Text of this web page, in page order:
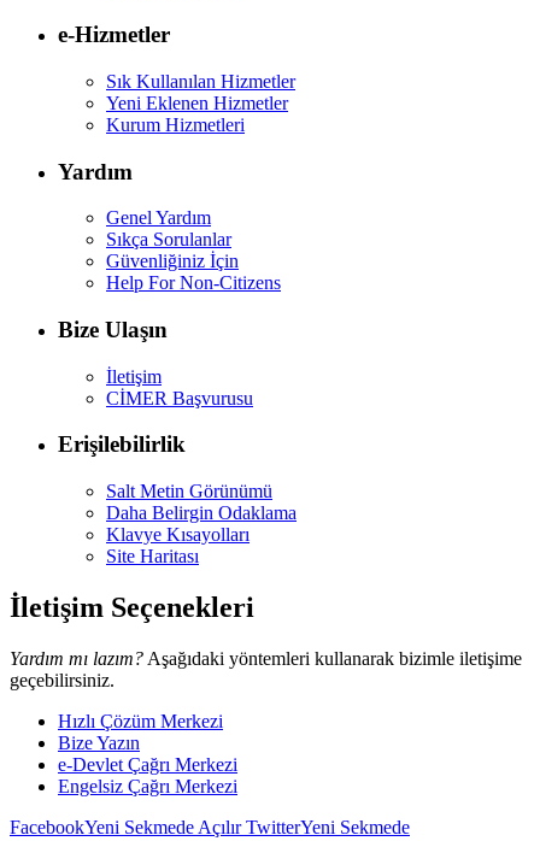
e-Hizmetler
Sık Kullanılan Hizmetler
Yeni Eklenen Hizmetler
Kurum Hizmetleri
Yardım
Genel Yardım
Sıkça Sorulanlar
Güvenliğiniz İçin
Help For Non-Citizens
Bize Ulaşın
İletişim
CİMER Başvurusu
Erişilebilirlik
Salt Metin Görünümü
Daha Belirgin Odaklama
Klavye Kısayolları
Site Haritası
İletişim Seçenekleri
Yardım mı lazım? Aşağıdaki yöntemleri kullanarak bizimle iletişime
geçebilirsiniz.
Hızlı Çözüm Merkezi
Bize Yazın
e-Devlet Çağrı Merkezi
Engelsiz Çağrı Merkezi
FacebookYeni Sekmede AçılırTwitterYeni Sekmede